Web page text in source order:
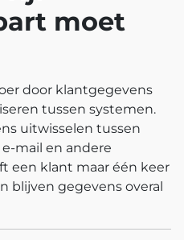
moet
door klantgegevens
tussen systemen.
uitwisselen tussen
mail en andere
een klant maar één keer
blijven gegevens overal